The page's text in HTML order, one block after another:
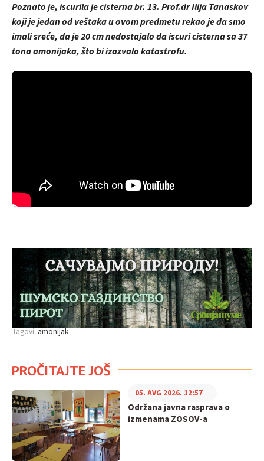
Poznato je, iscurila je cisterna br. 13. Prof.dr Ilija Tanaskov
koji je jedan od veštaka u ovom predmetu rekao je da smo
imali sreće, da je 20 cm nedostajalo da iscuri cisterna sa 37
tona amonijaka, što bi izazvalo katastrofu.
Tagovi:amonijak
PROČITAJTE JOŠ
Održana javna rasprava o
izmenama ZOSOV-a
05. AVG 2026. 12:57